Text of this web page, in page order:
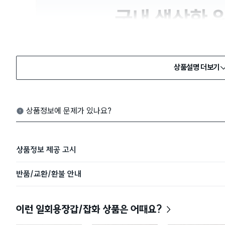
상품설명 더보기
상품정보에 문제가 있나요?
상품정보 제공 고시
반품/교환/환불 안내
이런 일회용장갑/잡화 상품은 어때요?